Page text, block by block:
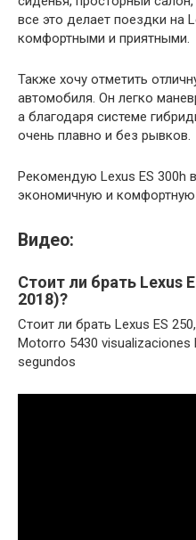
все это делает поездки на
комфортными и приятными.
Также хочу отметить
автомобиля. Он легко
а благодаря системе
очень плавно и без рывков.
Рекомендую Lexus ES 300h
экономичную и
Видео:
Стоит ли брать Lexus
2018)?
Стоит ли брать Lexus ES
Motorro 5430
segundos